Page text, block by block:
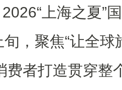
上海之夏”国
，聚焦“让全
费者打造贯穿整